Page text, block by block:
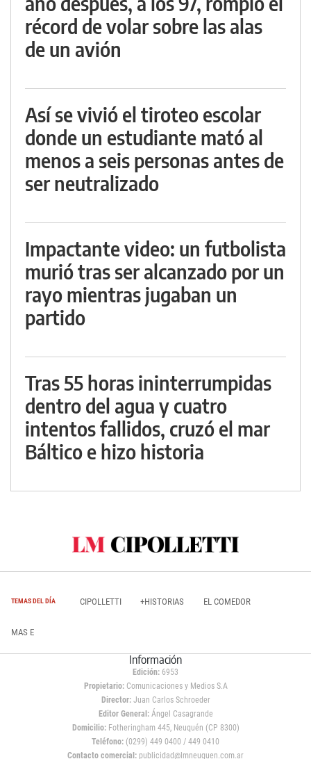
récord de volar sobre las alas
de un avión
Así se vivió el tiroteo escolar
donde un estudiante mató al
menos a seis personas antes de
ser neutralizado
Impactante video: un futbolista
murió tras ser alcanzado por un
rayo mientras jugaban un
partido
Tras 55 horas ininterrumpidas
dentro del agua y cuatro
intentos fallidos, cruzó el mar
Báltico e hizo historia
TEMAS DEL DÍA CIPOLLETTI +HISTORIAS EL COMEDOR
MAS E
Información
Edición: 6953
Propietario:Comunicaciones y Medios S.A
Director: Juan Carlos Schroeder
Editor General:Ángel Casagrande
Domicilio:Fotheringham 445, Neuquén (CP 8300)
Teléfono: (0299) 449 0400 / 449 0410
Contacto comercial: publicidad@lmneuquen.com.ar